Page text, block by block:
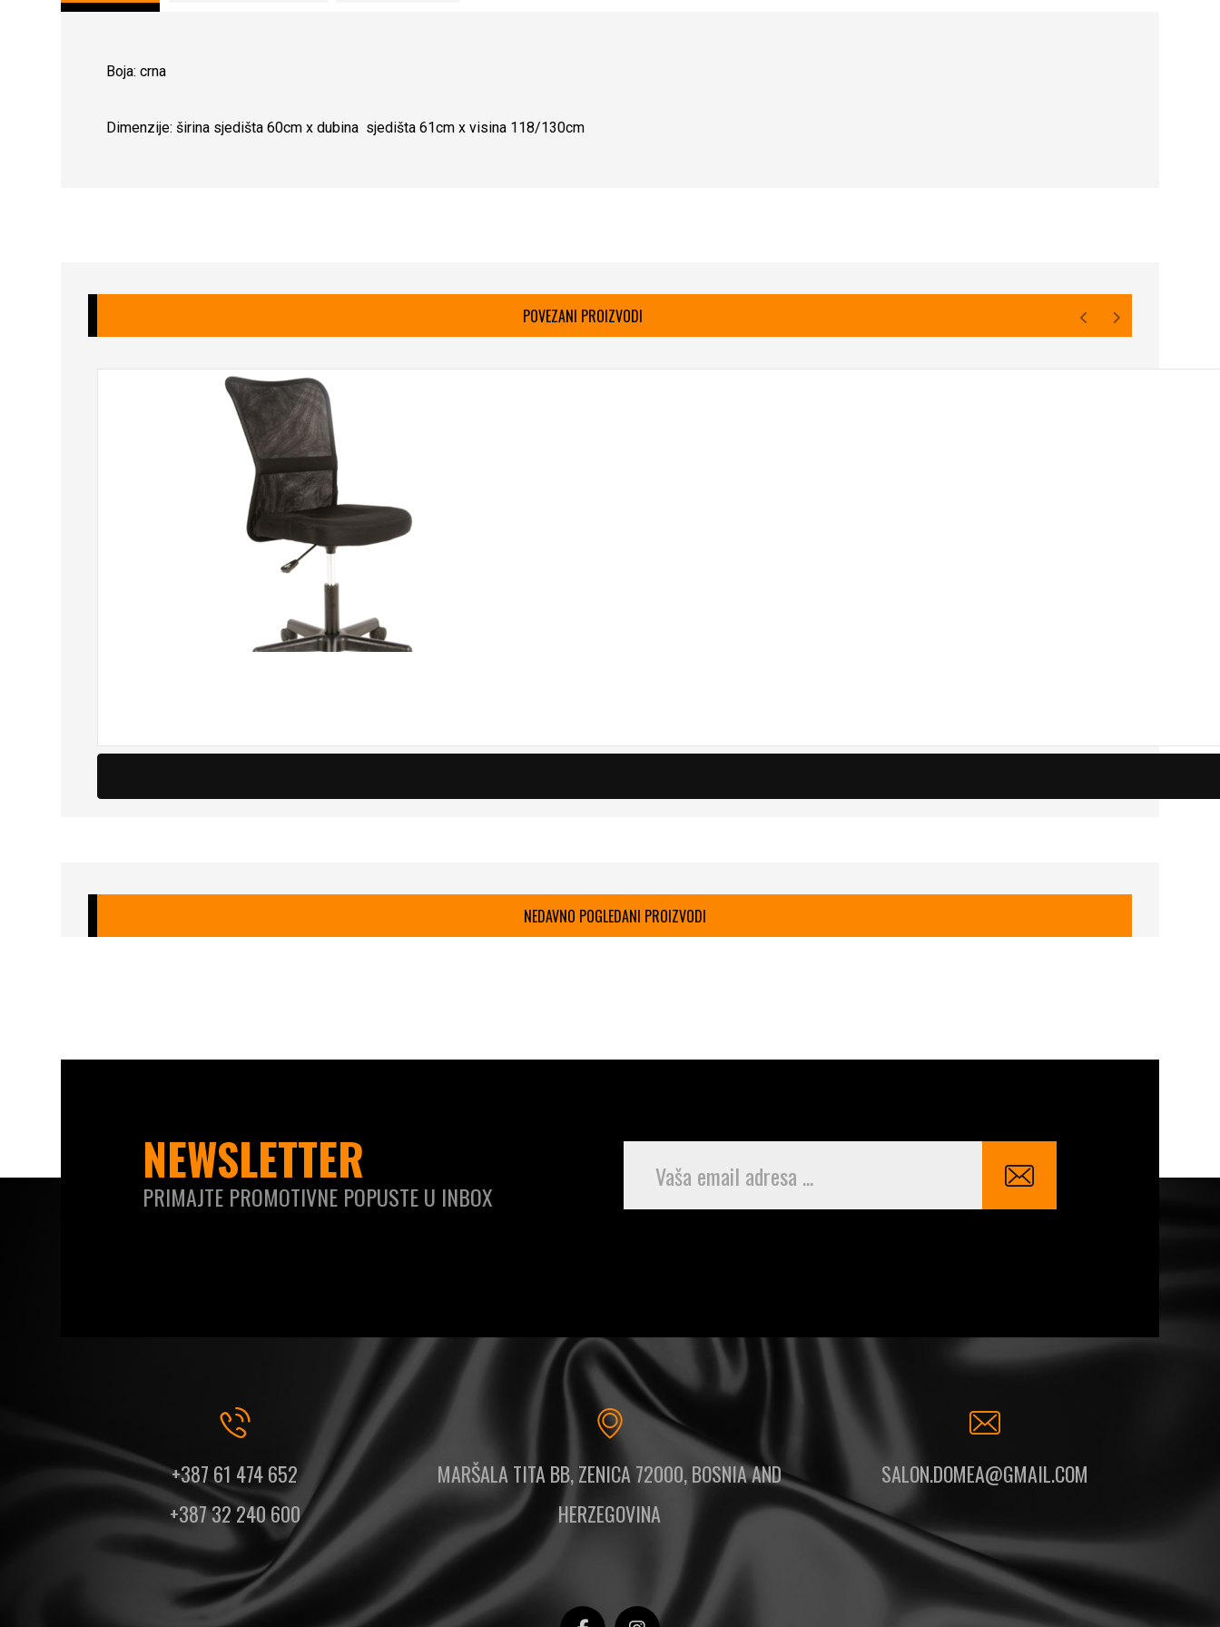
Boja: crna
Dimenzije: širina sjedišta 60cm x dubina sjedišta 61cm x visina 118/130cm
POVEZANI PROIZVODI
NEDAVNO POGLEDANI PROIZVODI
NEWSLETTER
PRIMAJTE PROMOTIVNE POPUSTE U INBOX
+387 61 474 652
+387 32 240 600
MARŠALA TITA BB, ZENICA 72000, BOSNIA AND
HERZEGOVINA
SALON.DOMEA@GMAIL.COM